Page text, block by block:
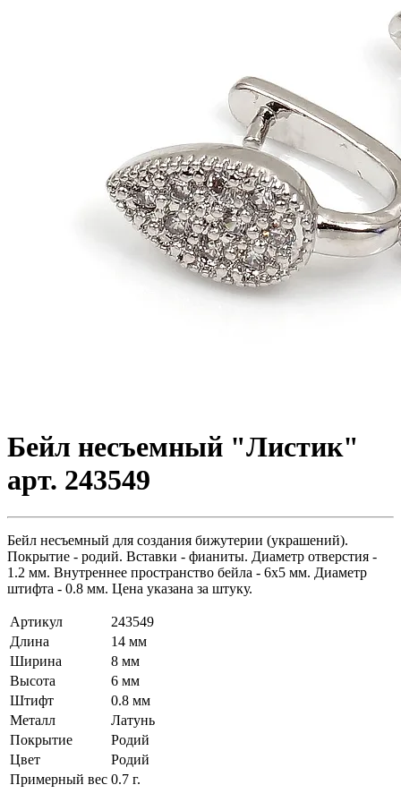
Бeйл несъемный "Листик"
арт. 243549
Бейл несъемный для создания бижутерии (украшений).
Покрытие - родий. Вставки - фианиты. Диаметр отверстия -
1.2 мм. Внутреннее пространство бейла - 6х5 мм. Диаметр
штифта - 0.8 мм. Цена указана за штуку.
Артикул
243549
Длина
14 мм
Ширина
8 мм
Высота
6 мм
Штифт
0.8 мм
Металл
Латунь
Покрытие
Родий
Цвет
Родий
Примерный вес 0.7 г.